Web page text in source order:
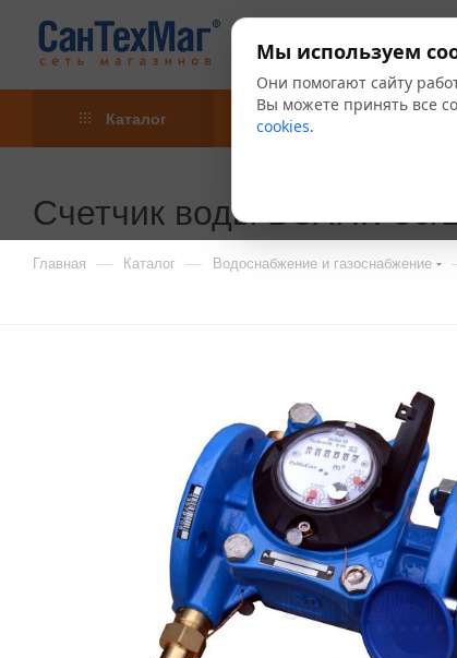
Каталог Акции
Счетчик воды ВСХНК-
Главная — Каталог — Водоснабжение и газоснабжение
Мы используем
Они помогают сайту
Вы можете принять все
cookies.